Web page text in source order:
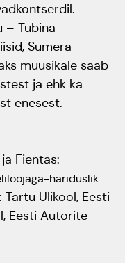
65.
100
– Tubina
Sumera
muusikale saab
ja ehk ka
enesest.
Fientas:
hariduslik...
Ülikool, Eesti
Eesti Autorite